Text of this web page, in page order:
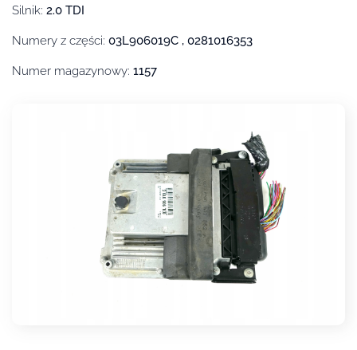
Silnik: 2.0 TDI
Numery z części: 03L906019C , 0281016353
Numer magazynowy: 1157